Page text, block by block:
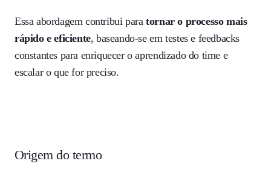
Essa abordagem contribui para tornar o processo mais
rápido e eficiente, baseando-se em testes e feedbacks
constantes para enriquecer o aprendizado do time e
escalar o que for preciso.
Origem do termo